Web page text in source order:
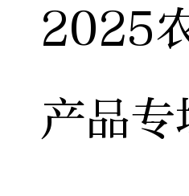
2025
产品